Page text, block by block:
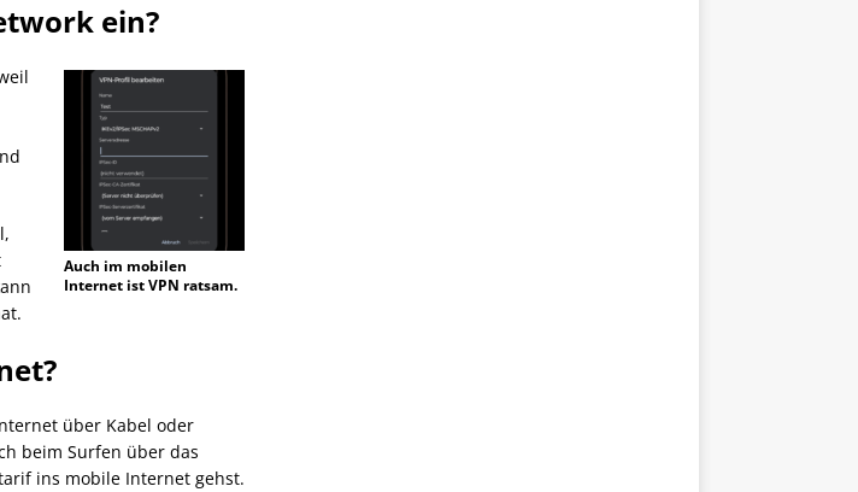
ein?
Auch im mobilen
Internet ist VPN ratsam.
über Kabel oder
beim Surfen über das
ins mobile Internet gehst.